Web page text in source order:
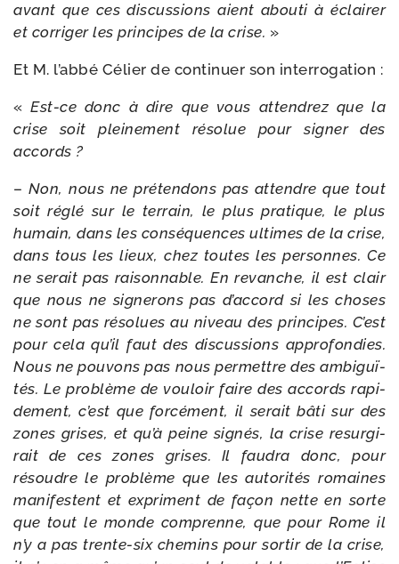
avant que ces dis­cus­sions aient abou­ti à éclai­rer
et cor­ri­ger les prin­cipes de la crise. »
Et M. l’abbé Célier de conti­nuer son interrogation :
«Est-​ce donc à dire que vous atten­drez que la
crise soit plei­ne­ment réso­lue pour signer des
accords ?
– Non, nous ne pré­ten­dons pas attendre que tout
soit réglé sur le ter­rain, le plus pra­tique, le plus
humain, dans les consé­quences ultimes de la crise,
dans tous les lieux, chez toutes les per­sonnes. Ce
ne serait pas rai­son­nable. En revanche, il est clair
que nous ne signe­rons pas d’accord si les choses
ne sont pas réso­lues au niveau des prin­cipes. C’est
pour cela qu’il faut des dis­cus­sions appro­fon­dies.
Nous ne pou­vons pas nous per­mettre des ambi­guï­
tés. Le pro­blème de vou­loir faire des accords rapi­
de­ment, c’est que for­cé­ment, il serait bâti sur des
zones grises, et qu’à peine signés, la crise resur­gi­
rait de ces zones grises. Il fau­dra donc, pour
résoudre le pro­blème que les auto­ri­tés romaines
mani­festent et expriment de façon nette en sorte
que tout le monde com­prenne, que pour Rome il
n’y a pas trente-​six che­mins pour sor­tir de la crise,